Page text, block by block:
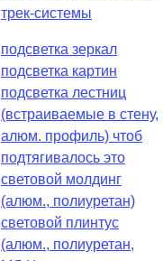
трек-системы
подсветка зеркал
подсветка картин
подсветка лестниц
(встраиваемые в стену,
алюм. профиль) чтоб
подтягивалось это
световой молдинг
(алюм., полиуретан)
световой плинтус
(алюм., полиуретан,